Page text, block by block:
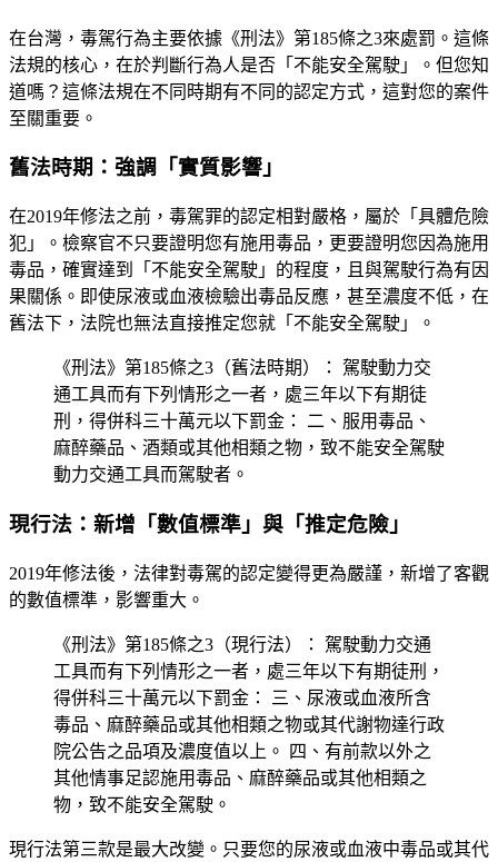
在台灣，毒駕行為主要依據《刑法》第185條之3來處罰。這條
法規的核心，在於判斷行為人是否「不能安全駕駛」。但您知
道嗎？這條法規在不同時期有不同的認定方式，這對您的案件
至關重要。
舊法時期：強調「實質影響」
在2019年修法之前，毒駕罪的認定相對嚴格，屬於「具體危險
犯」。檢察官不只要證明您有施用毒品，更要證明您因為施用
毒品，確實達到「不能安全駕駛」的程度，且與駕駛行為有因
果關係。即使尿液或血液檢驗出毒品反應，甚至濃度不低，在
舊法下，法院也無法直接推定您就「不能安全駕駛」。
《刑法》第185條之3（舊法時期）： 駕駛動力交
通工具而有下列情形之一者，處三年以下有期徒
刑，得併科三十萬元以下罰金： 二、服用毒品、
麻醉藥品、酒類或其他相類之物，致不能安全駕駛
動力交通工具而駕駛者。
現行法：新增「數值標準」與「推定危險」
2019年修法後，法律對毒駕的認定變得更為嚴謹，新增了客觀
的數值標準，影響重大。
《刑法》第185條之3（現行法）： 駕駛動力交通
工具而有下列情形之一者，處三年以下有期徒刑，
得併科三十萬元以下罰金： 三、尿液或血液所含
毒品、麻醉藥品或其他相類之物或其代謝物達行政
院公告之品項及濃度值以上。 四、有前款以外之
其他情事足認施用毒品、麻醉藥品或其他相類之
物，致不能安全駕駛。
現行法第三款是最大改變。只要您的尿液或血液中毒品或其代